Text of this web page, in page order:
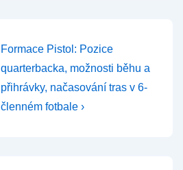
Next
Post
is
Formace Pistol: Pozice
quarterbacka, možnosti běhu a
přihrávky, načasování tras v 6-
členném fotbale ›